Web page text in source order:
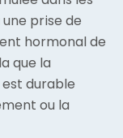
prise de
hormonal de
que la
durable
ou la